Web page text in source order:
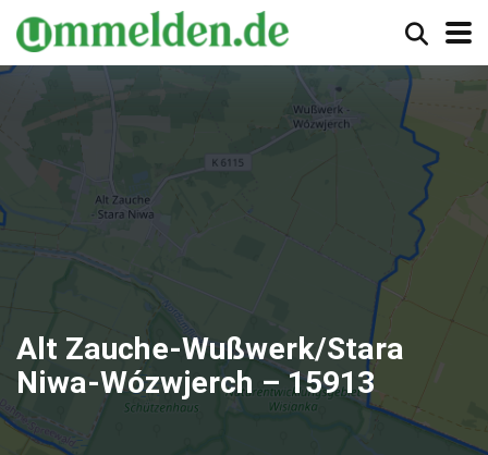
Alt Zauche-Wußwerk/Stara
Niwa-Wózwjerch – 15913